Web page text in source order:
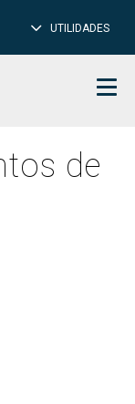
UTILIDADES
de